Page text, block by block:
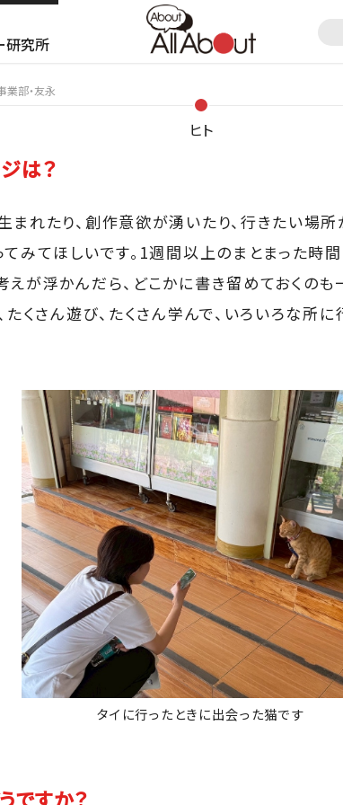
研究所
部・友永
ヒト
は？
まれたり、創作意欲が湧いたり、行きたい場所
てみてほしいです。1週間以上のまとまった時
えが浮かんだら、どこかに書き留めておくの
たくさん遊び、たくさん学んで、いろいろな所
タイに行ったときに出会った猫です
ですか？